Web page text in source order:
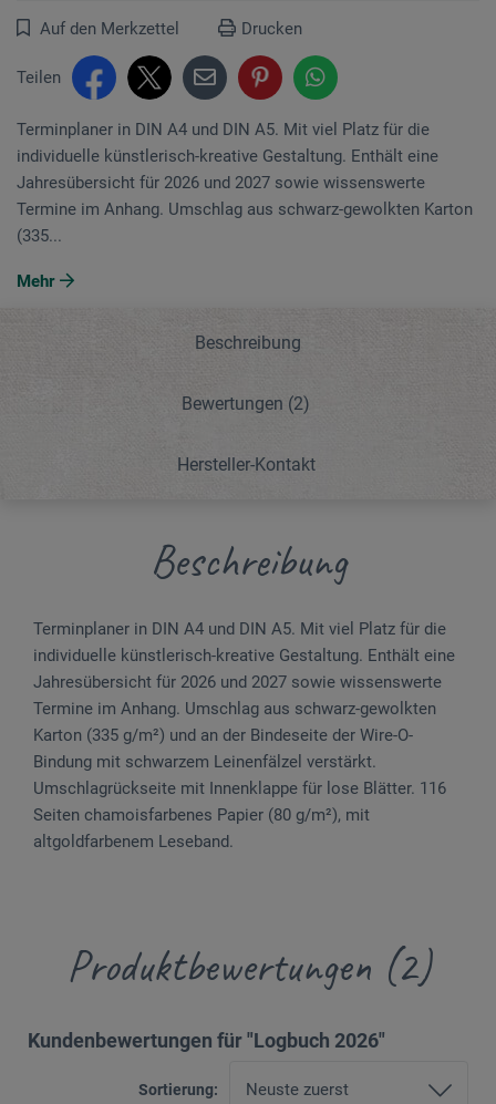
Auf den Merkzettel Drucken
Teilen
Terminplaner in DIN A4 und DIN A5. Mit viel Platz für die
individuelle künstlerisch-kreative Gestaltung. Enthält eine
Jahresübersicht für 2026 und 2027 sowie wissenswerte
Termine im Anhang. Umschlag aus schwarz-gewolkten Karton
(335...
Mehr
Beschreibung
Bewertungen (2)
Hersteller-Kontakt
Beschreibung
Terminplaner in DIN A4 und DIN A5. Mit viel Platz für die
individuelle künstlerisch-kreative Gestaltung. Enthält eine
Jahresübersicht für 2026 und 2027 sowie wissenswerte
Termine im Anhang. Umschlag aus schwarz-gewolkten
Karton (335 g/m²) und an der Bindeseite der Wire-O-
Bindung mit schwarzem Leinenfälzel verstärkt.
Umschlagrückseite mit Innenklappe für lose Blätter. 116
Seiten chamoisfarbenes Papier (80 g/m²), mit
altgoldfarbenem Leseband.
Produktbewertungen (2)
Kundenbewertungen für "Logbuch 2026"
Sortierung: